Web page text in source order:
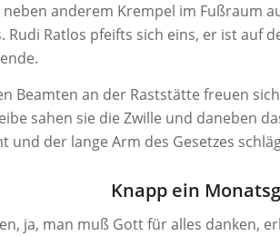
neben anderem Krempel im Fußraum
Rudi Ratlos pfeifts sich eins, er ist auf
Beamten an der Raststätte freuen
sahen sie die Zwille und daneben
und der lange Arm des Gesetzes
Knapp ein
ja, man muß Gott für alles danken,